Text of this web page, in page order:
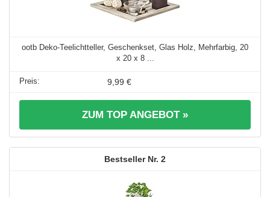
ootb Deko-Teelichtteller, Geschenkset, Glas Holz, Mehrfarbig, 20
x 20 x 8 ...
9,99 €
ZUM TOP ANGEBOT »
2